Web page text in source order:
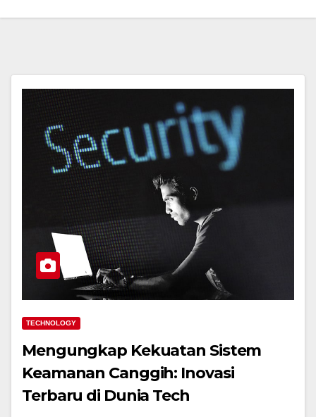
TECHNOLOGY
Mengungkap Kekuatan Sistem
Keamanan Canggih: Inovasi
Terbaru di Dunia Tech